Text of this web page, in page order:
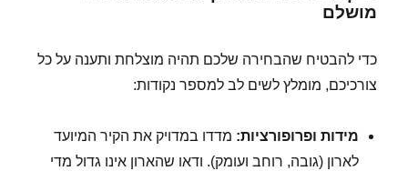
מושלם
כדי להבטיח שהבחירה שלכם תהיה מוצלחת ותענה על כל
צורכיכם, מומלץ לשים לב למספר נקודות:
מידות ופרופורציות: מדדו במדויק את הקיר המיועד
לארון (גובה, רוחב ועומק). ודאו שהארון אינו גדול מדי